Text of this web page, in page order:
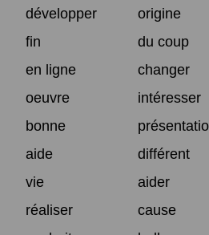
développer
origine
fin
du coup
en ligne
changer
oeuvre
intéresser
bonne
aide
différent
vie
aider
réaliser
cause